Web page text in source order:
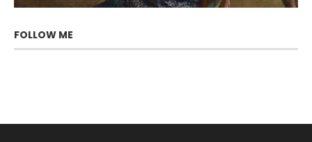
FOLLOW ME